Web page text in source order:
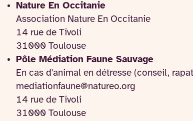
Nature En Occitanie
Association Nature En Occitanie
14 rue de Tivoli
31000 Toulouse
Pôle Médiation Faune Sauvage
En cas d'animal en détresse (conseil,
mediationfaune@natureo.org
14 rue de Tivoli
31000 Toulouse